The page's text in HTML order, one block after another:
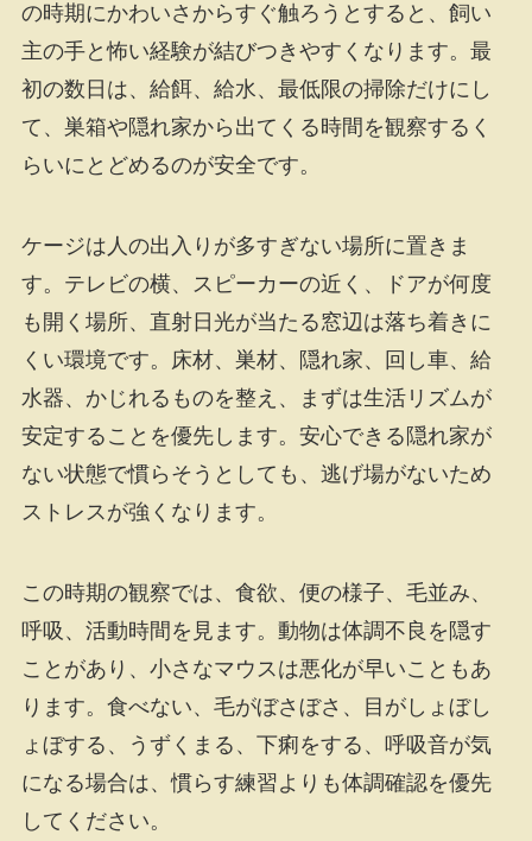
の時期にかわいさからすぐ触ろうとすると、飼い
主の手と怖い経験が結びつきやすくなります。最
初の数日は、給餌、給水、最低限の掃除だけにし
て、巣箱や隠れ家から出てくる時間を観察するく
らいにとどめるのが安全です。
ケージは人の出入りが多すぎない場所に置きま
す。テレビの横、スピーカーの近く、ドアが何度
も開く場所、直射日光が当たる窓辺は落ち着きに
くい環境です。床材、巣材、隠れ家、回し車、給
水器、かじれるものを整え、まずは生活リズムが
安定することを優先します。安心できる隠れ家が
ない状態で慣らそうとしても、逃げ場がないため
ストレスが強くなります。
この時期の観察では、食欲、便の様子、毛並み、
呼吸、活動時間を見ます。動物は体調不良を隠す
ことがあり、小さなマウスは悪化が早いこともあ
ります。食べない、毛がぼさぼさ、目がしょぼし
ょぼする、うずくまる、下痢をする、呼吸音が気
になる場合は、慣らす練習よりも体調確認を優先
してください。